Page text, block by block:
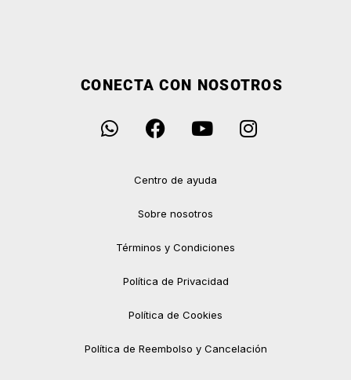
CONECTA CON NOSOTROS
Centro de ayuda
Sobre nosotros
Términos y Condiciones
Política de Privacidad
Política de Cookies
Política de Reembolso y Cancelación